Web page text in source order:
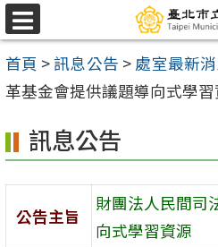
跳
至
主
要
容
區
選
單
首頁 >訊息公告 > 處室最新
革基金會提供議題導向式學
訊息公告
公告主旨
財團法人民間司
向式學習資源